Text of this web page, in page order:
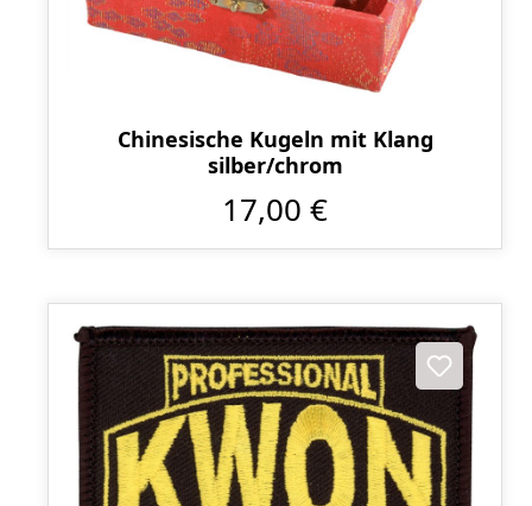
Chinesische Kugeln mit Klang
silber/chrom
17,00 €